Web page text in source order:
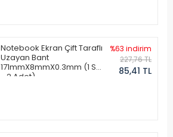
Notebook Ekran Çift Taraflı
Uzayan Bant
171mmX8mmX0.3mm (1 Set
- 2 Adet)
%63 indirim
227,76 TL
85,41 TL